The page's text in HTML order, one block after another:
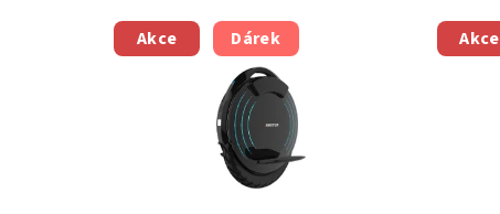
í
p
V
ý
Akce Dárek Akce